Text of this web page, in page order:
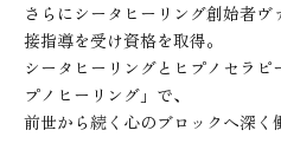
さらにシータヒーリング創始者
接指導を受け資格を取得。
シータヒーリングとヒプノセラ
プノヒーリング」で、
前世から続く心のブロックへ深く